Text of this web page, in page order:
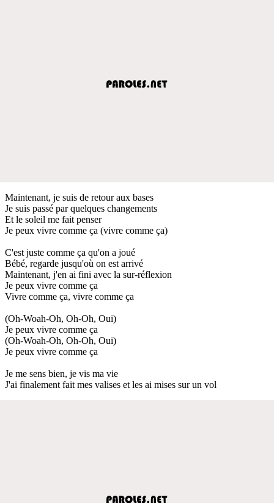
Maintenant, je suis de retour aux bases
Je suis passé par quelques changements
Et le soleil me fait penser
Je peux vivre comme ça (vivre comme ça)
C'est juste comme ça qu'on a joué
Bébé, regarde jusqu'où on est arrivé
Maintenant, j'en ai fini avec la sur-réflexion
Je peux vivre comme ça
Vivre comme ça, vivre comme ça
(Oh-Woah-Oh, Oh-Oh, Oui)
Je peux vivre comme ça
(Oh-Woah-Oh, Oh-Oh, Oui)
Je peux vivre comme ça
Je me sens bien, je vis ma vie
J'ai finalement fait mes valises et les ai mises sur un vol